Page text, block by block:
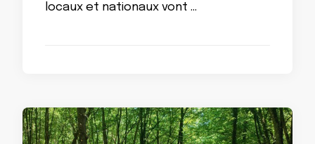
locaux et nationaux vont …